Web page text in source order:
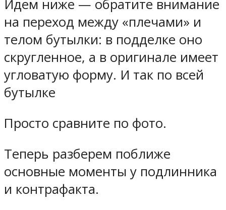
Идем ниже — обратите внимание
на переход между «плечами» и
телом бутылки: в подделке оно
скругленное, а в оригинале имеет
угловатую форму. И так по всей
бутылке
Просто сравните по фото.
Теперь разберем поближе
основные моменты у подлинника
и контрафакта.